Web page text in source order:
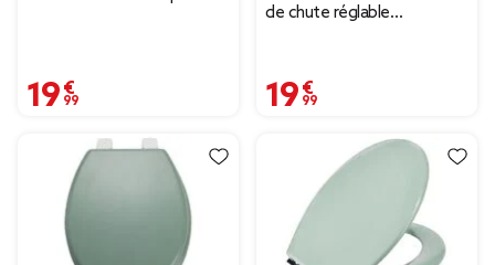
19,99 €
de chute réglable
19,99 €